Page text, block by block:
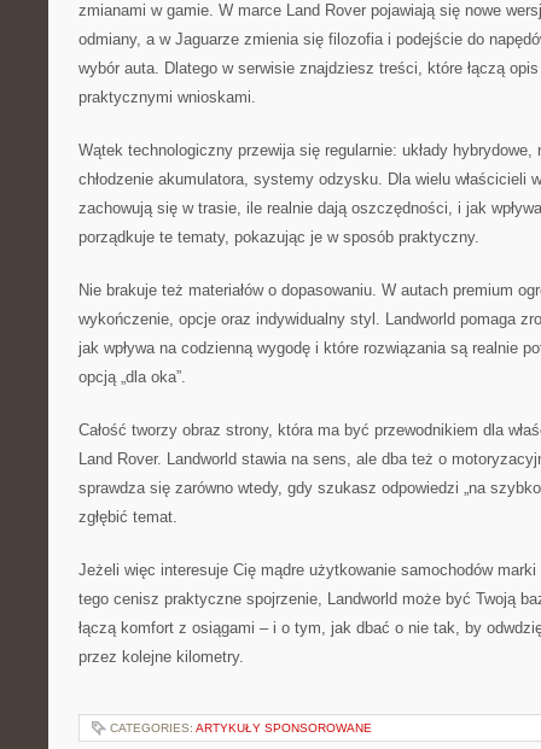
zmianami w gamie. W marce Land Rover pojawiają się nowe
odmiany, a w Jaguarze zmienia się filozofia i podejście do
wybór auta. Dlatego w serwisie znajdziesz treści, które łączą
praktycznymi wnioskami.
Wątek technologiczny przewija się regularnie: układy hybrydowe,
chłodzenie akumulatora, systemy odzysku. Dla wielu właścicieli
zachowują się w trasie, ile realnie dają oszczędności, i jak
porządkuje te tematy, pokazując je w sposób praktyczny.
Nie brakuje też materiałów o dopasowaniu. W autach premium
wykończenie, opcje oraz indywidualny styl. Landworld pomaga
jak wpływa na codzienną wygodę i które rozwiązania są realnie
opcją „dla oka”.
Całość tworzy obraz strony, która ma być przewodnikiem dla
Land Rover. Landworld stawia na sens, ale dba też o
sprawdza się zarówno wtedy, gdy szukasz odpowiedzi „na
zgłębić temat.
Jeżeli więc interesuje Cię mądre użytkowanie samochodów
tego cenisz praktyczne spojrzenie, Landworld może być Twoją
łączą komfort z osiągami – i o tym, jak dbać o nie tak, by
przez kolejne kilometry.
CATEGORIES: ARTYKUŁY SPONSOROWANE